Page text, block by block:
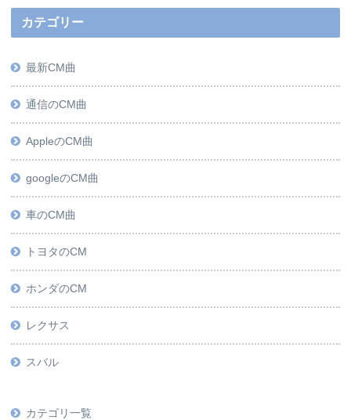
カテゴリー
最新CM曲
通信のCM曲
AppleのCM曲
googleのCM曲
車のCM曲
トヨタのCM
ホンダのCM
レクサス
スバル
カテゴリ一覧